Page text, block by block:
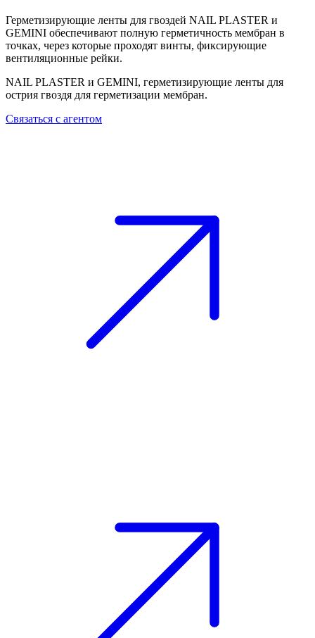
Герметизирующие ленты для гвоздей NAIL PLASTER и
GEMINI обеспечивают полную герметичность мембран в
точках, через которые проходят винты, фиксирующие
вентиляционные рейки.
NAIL PLASTER и GEMINI, герметизирующие ленты для
острия гвоздя для герметизации мембран.
Связаться с агентом